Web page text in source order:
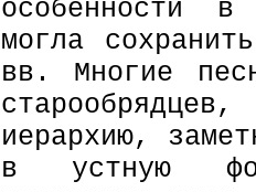
особенности
могла
вв. Многие
иерархию,
в устную